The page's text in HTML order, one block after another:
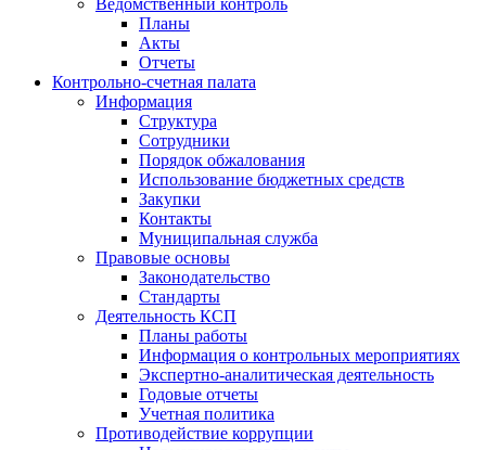
Ведомственный контроль
Планы
Акты
Отчеты
Контрольно-счетная палата
Информация
Структура
Сотрудники
Порядок обжалования
Использование бюджетных средств
Закупки
Контакты
Муниципальная служба
Правовые основы
Законодательство
Стандарты
Деятельность КСП
Планы работы
Информация о контрольных мероприятиях
Экспертно-аналитическая деятельность
Годовые отчеты
Учетная политика
Противодействие коррупции